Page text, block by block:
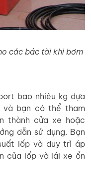
các bác tài khi bơm
bao nhiêu kg dựa
và bạn có thể tham
thành cửa xe hoặc
dẫn sử dụng. Bạn
lốp và duy trì áp
của lốp và lái xe ổn